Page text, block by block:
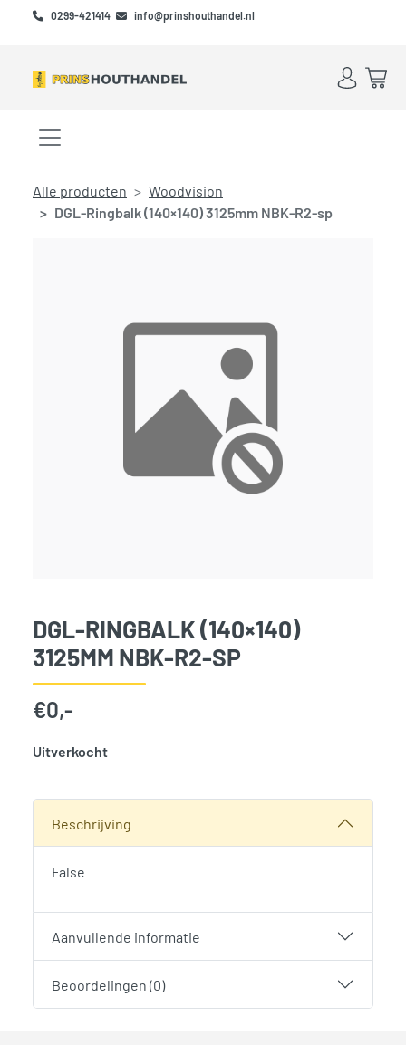
Skip to main content
Skip to footer
0299-421414 info@prinshouthandel.nl
Account
Menu openen/sluiten
Alle producten
Woodvision
DGL-Ringbalk (140×140) 3125mm NBK-R2-sp
DGL-RINGBALK (140×140)
3125MM NBK-R2-SP
€0,-
Uitverkocht
Beschrijving
False
Aanvullende informatie
Beoordelingen (0)